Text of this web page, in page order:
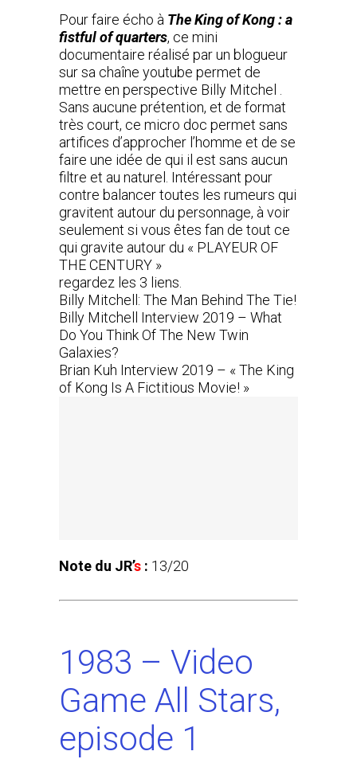
Pour faire écho à The King of Kong : a
fistful of quarters, ce mini
documentaire réalisé par un blogueur
sur sa chaîne youtube permet de
mettre en perspective Billy Mitchel .
Sans aucune prétention, et de format
très court, ce micro doc permet sans
artifices d’approcher l’homme et de se
faire une idée de qui il est sans aucun
filtre et au naturel. Intéressant pour
contre balancer toutes les rumeurs qui
gravitent autour du personnage, à voir
seulement si vous êtes fan de tout ce
qui gravite autour du « PLAYEUR OF
THE CENTURY »
regardez les 3 liens.
Billy Mitchell: The Man Behind The Tie!
Billy Mitchell Interview 2019 – What
Do You Think Of The New Twin
Galaxies?
Brian Kuh Interview 2019 – « The King
of Kong Is A Fictitious Movie! »
Note du JR’s : 13/20
1983 – Video
Game All Stars,
episode 1